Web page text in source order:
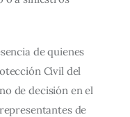
de quienes
Civil del
de decisión en el
de